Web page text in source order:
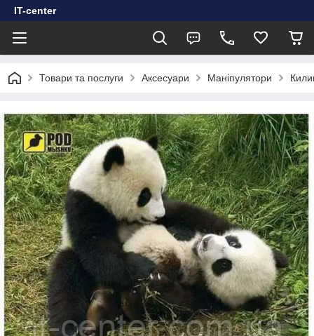
IT-center
Товари та послуги Аксесуари Маніпулятори